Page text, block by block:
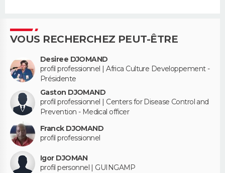
VOUS RECHERCHEZ PEUT-ÊTRE
Desiree DJOMAND
profil professionnel | Africa Culture Developpement -
Présidente
Gaston DJOMAND
profil professionnel | Centers for Disease Control and
Prevention - Medical officer
Franck DJOMAND
profil professionnel
Igor DJOMAN
profil personnel | GUINGAMP